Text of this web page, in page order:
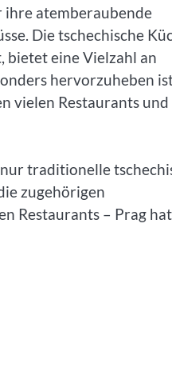
ihre atemberaubende
Die tschechische
bietet eine Vielzahl an
hervorzuheben
vielen Restaurants und
traditionelle
zugehörigen
Restaurants – Prag